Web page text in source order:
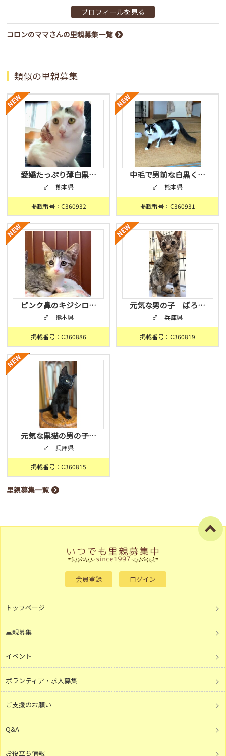
プロフィールを見る
コロンのママさんの里親募集一覧
類似の里親募集
愛嬌たっぷり薄白黒…
♂ 熊本県
掲載番号：C360932
中毛で男前な白黒く…
♂ 熊本県
掲載番号：C360931
ピンク鼻のキジシロ…
♂ 熊本県
掲載番号：C360886
元気な男の子 ぱろ…
♂ 兵庫県
掲載番号：C360819
元気な黒猫の男の子…
♂ 兵庫県
掲載番号：C360815
里親募集一覧
会員登録 ログイン
トップページ
里親募集
イベント
ボランティア・求人募集
ご支援のお願い
Q&A
お役立ち情報